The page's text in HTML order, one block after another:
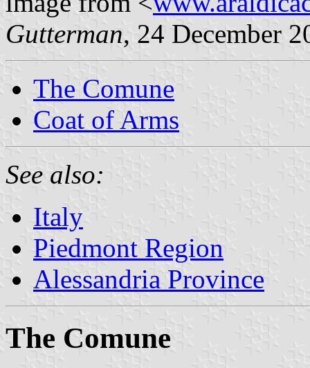
Gutterman, 24 December
The Comune
Coat of Arms
See also:
Italy
Piedmont Region
Alessandria Province
The Comune